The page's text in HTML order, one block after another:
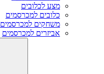
מצע לכלובים
כלובים למכרסמים
משחקים למכרסמים
אביזרים למכרסמים